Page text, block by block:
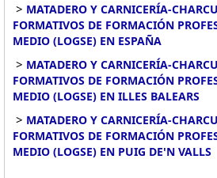
> MATADERO Y CARNICERÍA-
FORMATIVOS DE FORMACIÓN
MEDIO (LOGSE) EN ESPAÑA
> MATADERO Y CARNICERÍA-
FORMATIVOS DE FORMACIÓN
MEDIO (LOGSE) EN ILLES BALEARS
> MATADERO Y CARNICERÍA-
FORMATIVOS DE FORMACIÓN
MEDIO (LOGSE) EN PUIG DE'N VALLS